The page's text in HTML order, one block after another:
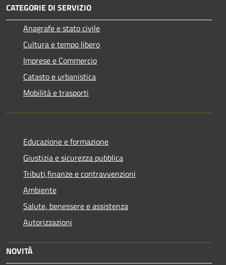
CATEGORIE DI SERVIZIO
Anagrafe e stato civile
Cultura e tempo libero
Imprese e Commercio
Catasto e urbanistica
Mobilità e trasporti
Educazione e formazione
Giustizia e sicurezza pubblica
Tributi,finanze e contravvenzioni
Ambiente
Salute, benessere e assistenza
Autorizzazioni
NOVITÀ